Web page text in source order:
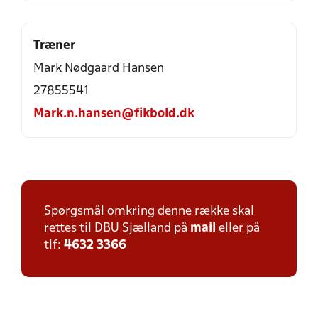
Træner
Mark Nødgaard Hansen
27855541
Mark.n.hansen@fikbold.dk
Spørgsmål omkring denne række skal
rettes til DBU Sjælland på mail eller på
tlf: 4632 3366